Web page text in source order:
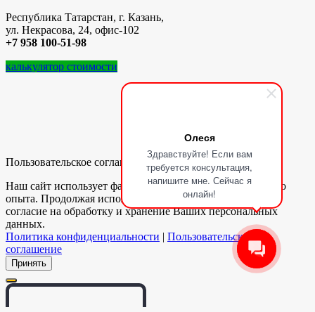
Олеся
Здравствуйте! Если вам
требуется консультация,
напишите мне. Сейчас я
онлайн!
Республика Татарстан, г. Казань,
ул. Некрасова, 24, офис-102
+7 958 100-51-98
калькулятор стоимости
Пользовательское соглашение
Наш сайт использует файлы cookie для улучшения вашего
опыта. Продолжая использовать сайт, Вы даёте своё
согласие на обработку и хранение Ваших персональных
данных.
Политика конфиденциальности | Пользовательское
соглашение
Принять